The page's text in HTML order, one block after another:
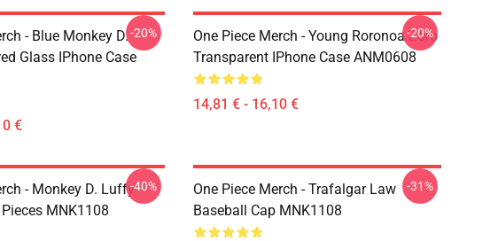
- Blue Monkey D.
Glass IPhone Case
€
-20%
One Piece Merch - Young Roronoa Zoro
Transparent IPhone Case ANM0608
14,81 € - 16,10 €
-20%
- Monkey D. Luffy
MNK1108
-40%
One Piece Merch - Trafalgar Law
Baseball Cap MNK1108
-31%